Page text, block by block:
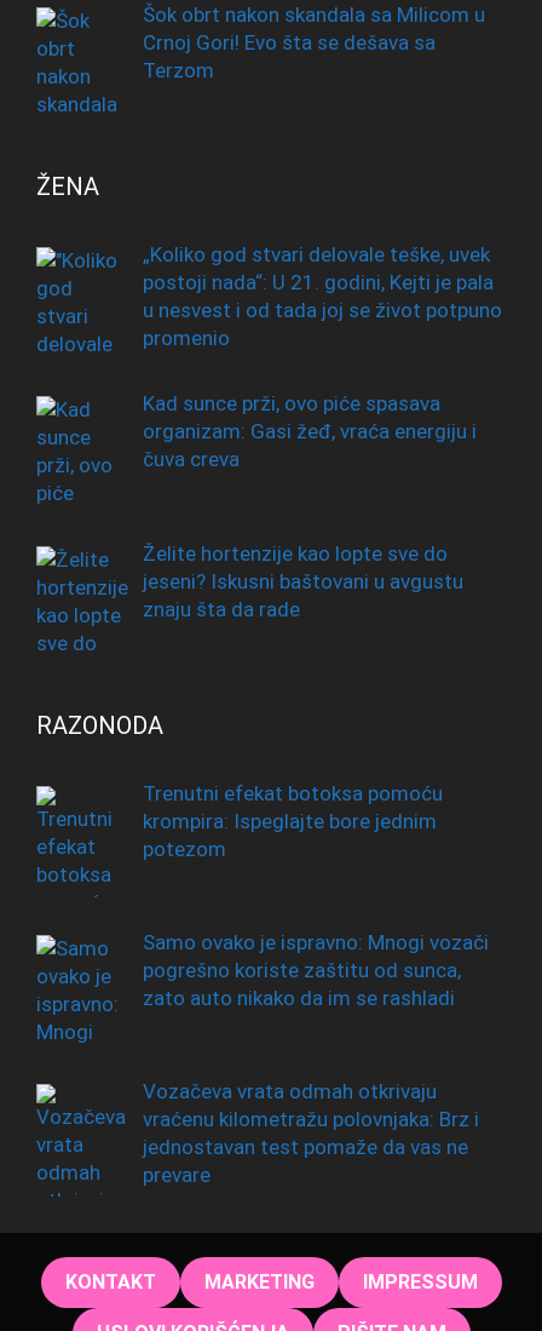
Šok obrt nakon skandala sa Milicom u
Crnoj Gori! Evo šta se dešava sa
Terzom
ŽENA
„Koliko god stvari delovale teške, uvek
postoji nada“: U 21. godini, Kejti je pala
u nesvest i od tada joj se život potpuno
promenio
Kad sunce prži, ovo piće spasava
organizam: Gasi žeđ, vraća energiju i
čuva creva
Želite hortenzije kao lopte sve do
jeseni? Iskusni baštovani u avgustu
znaju šta da rade
RAZONODA
Trenutni efekat botoksa pomoću
krompira: Ispeglajte bore jednim
potezom
Samo ovako je ispravno: Mnogi vozači
pogrešno koriste zaštitu od sunca,
zato auto nikako da im se rashladi
Vozačeva vrata odmah otkrivaju
vraćenu kilometražu polovnjaka: Brz i
jednostavan test pomaže da vas ne
prevare
KONTAKT MARKETING IMPRESSUM